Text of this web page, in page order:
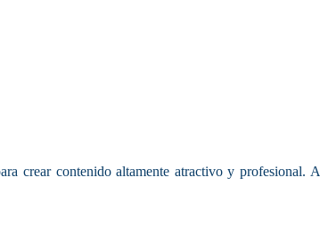
crear contenido altamente atractivo y profesional.